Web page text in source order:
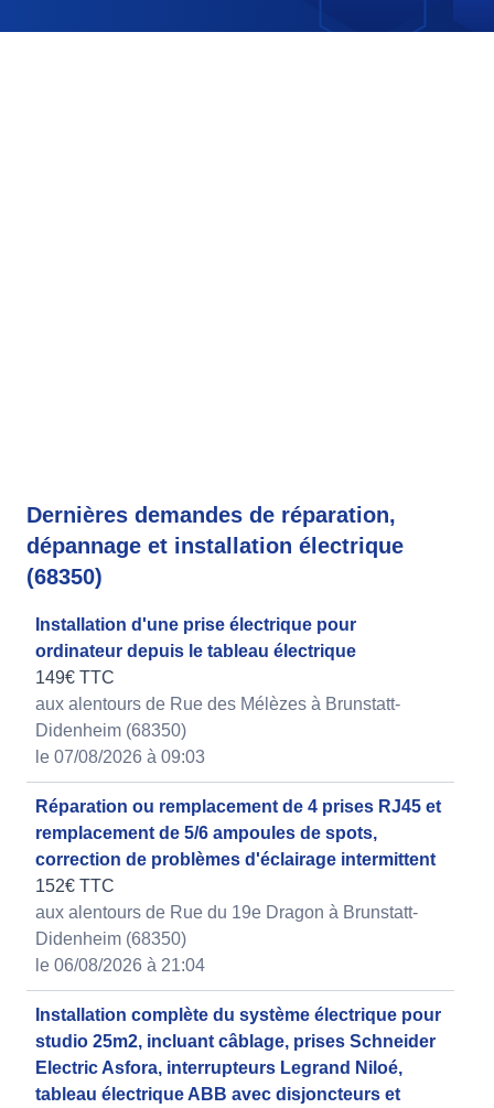
Dernières demandes de réparation,
dépannage et installation électrique
(68350)
Installation d'une prise électrique pour
ordinateur depuis le tableau électrique
149€ TTC
aux alentours de Rue des Mélèzes à Brunstatt-
Didenheim (68350)
le 07/08/2026 à 09:03
Réparation ou remplacement de 4 prises RJ45 et
remplacement de 5/6 ampoules de spots,
correction de problèmes d'éclairage intermittent
152€ TTC
aux alentours de Rue du 19e Dragon à Brunstatt-
Didenheim (68350)
le 06/08/2026 à 21:04
Installation complète du système électrique pour
studio 25m2, incluant câblage, prises Schneider
Electric Asfora, interrupteurs Legrand Niloé,
tableau électrique ABB avec disjoncteurs et